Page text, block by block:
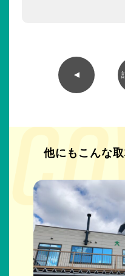
▲
他にもこんな